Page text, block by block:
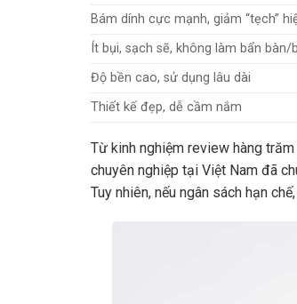
Bám dính cực mạnh, giảm “tẹch”
Ít bụi, sạch sẽ, không làm bẩn bàn/
Độ bền cao, sử dụng lâu dài
Thiết kế đẹp, dễ cầm nắm
Từ kinh nghiệm review hàng
chuyên nghiệp tại Việt Nam đã
Tuy nhiên, nếu ngân sách hạn